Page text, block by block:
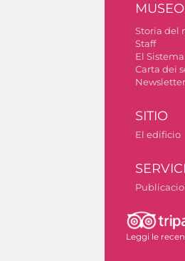
MUSEO
Storia del
Staff
El
Carta dei
Newsletter
SITIO
El edificio
Leggi le